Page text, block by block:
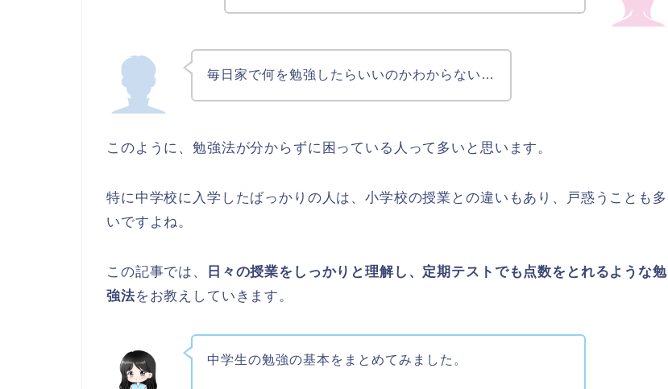
毎日家で何を勉強したらいいのかわからない…
このように、勉強法が分からずに困っている人って多いと思います。
特に中学校に入学したばっかりの人は、小学校の授業との違いもあり、戸惑うことも多
いですよね。
この記事では、
日々の授業をしっかりと理解し、定期テストでも点数をとれるような勉
強法をお教えしていきます。
中学生の勉強の基本をまとめてみました。